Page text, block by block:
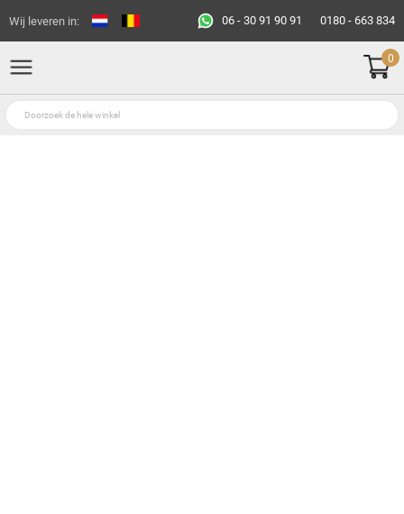
Wij leveren in: 06 - 30 91 90 91 0180 - 663 834
0